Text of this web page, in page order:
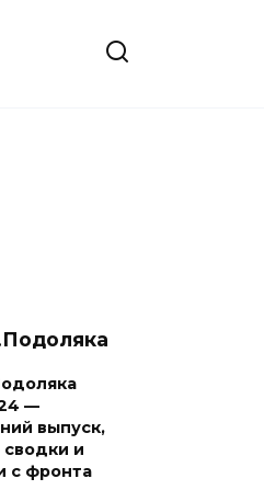
—
выпуск,
и
с фронта